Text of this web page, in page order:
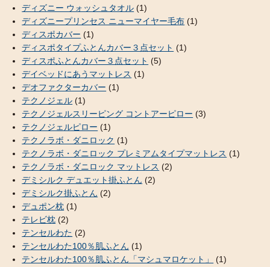
ディズニー ウォッシュタオル (1)
ディズニープリンセス ニューマイヤー毛布 (1)
ディスポカバー (1)
ディスポタイプふとんカバー３点セット (1)
ディスポふとんカバー３点セット (5)
デイベッドにあうマットレス (1)
デオファクターカバー (1)
テクノジェル (1)
テクノジェルスリーピング コントアーピロー (3)
テクノジェルピロー (1)
テクノラボ・ダニロック (1)
テクノラボ・ダニロック プレミアムタイプマットレス (1)
テクノラボ・ダニロック マットレス (2)
デミシルク デュエット掛ふとん (2)
デミシルク掛ふとん (2)
デュポン枕 (1)
テレビ枕 (2)
テンセルわた (2)
テンセルわた100％肌ふとん (1)
テンセルわた100％肌ふとん「マシュマロケット」
(1)